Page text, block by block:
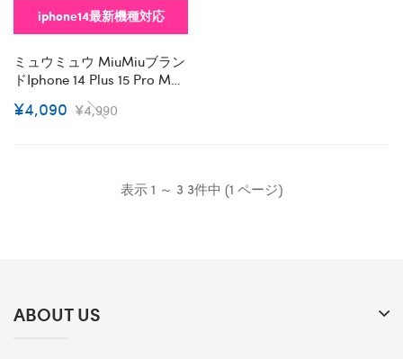
iphone14最新機種対応
ミュウミュウ MiuMiuブラン
ドiphone 14 Plus 15 Pro Max
ケースハイブランド アイフ
ォン15 14+ 13 Pro Max レデ
スマホケース コピー
¥4,090 ¥4,990
表示 1 ～ 3 3件中 (1 ページ)
ABOUT US